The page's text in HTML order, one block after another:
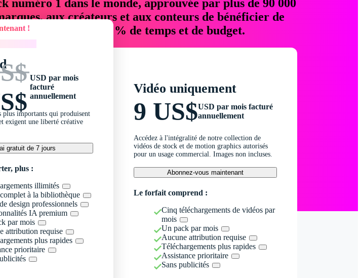
numéro 1 dans le monde, approuvée par plus de 90 000
aux créateurs et aux conteurs de bénéficier de
jusqu'à 76 % de temps et de budget.
!
USD par mois
facturé
annuellement
plus importants qui produisent
exigent une liberté créative
gratuit de 7 jours
plus :
illimités
à la bibliothèque
design professionnels
IA premium
par mois
attribution requise
plus rapides
prioritaire
Vidéo uniquement
9 US$USD par mois facturé
annuellement
Accédez à l'intégralité de notre collection de
vidéos de stock et de motion graphics autorisés
pour un usage commercial. Images non incluses.
Abonnez-vous maintenant
Le forfait comprend :
Cinq téléchargements de vidéos par
mois
Un pack par mois
Aucune attribution requise
Téléchargements plus rapides
Assistance prioritaire
Sans publicités